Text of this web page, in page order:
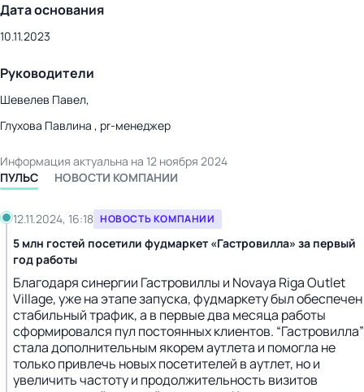
Дата основания
10.11.2023
Руководители
Шевелев Павел,
Глухова Павлина , pr-менеджер
Информация актуальна на 12 ноября 2024
ПУЛЬС
НОВОСТИ КОМПАНИИ
12.11.2024, 16:18 НОВОСТЬ КОМПАНИИ
5 млн гостей посетили фудмаркет «Гастровилла» за первый
год работы
Благодаря синергии Гастровиллы и Novaya Riga Outlet
Village, уже на этапе запуска, фудмаркету был обеспечен
стабильный трафик, а в первые два месяца работы
сформировался пул постоянных клиентов. “Гастровилла”
стала дополнительным якорем аутлета и помогла не
только привлечь новых посетителей в аутлет, но и
увеличить частоту и продолжительность визитов